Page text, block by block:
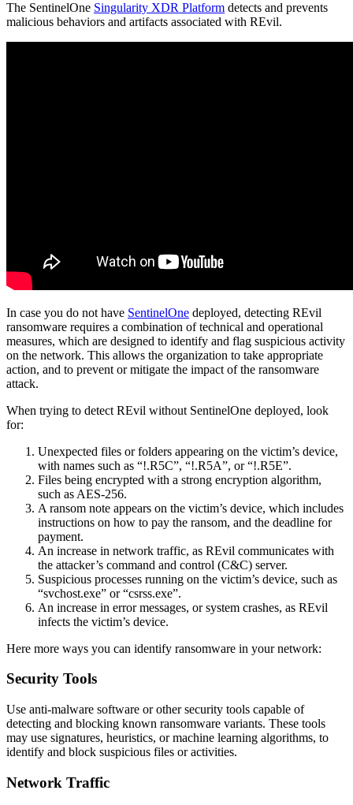
The SentinelOne Singularity XDR Platform detects and prevents
malicious behaviors and artifacts associated with REvil.
In case you do not have SentinelOne deployed, detecting REvil
ransomware requires a combination of technical and operational
measures, which are designed to identify and flag suspicious activity
on the network. This allows the organization to take appropriate
action, and to prevent or mitigate the impact of the ransomware
attack.
When trying to detect REvil without SentinelOne deployed, look
for:
Unexpected files or folders appearing on the victim’s device,
with names such as “!.R5C”, “!.R5A”, or “!.R5E”.
Files being encrypted with a strong encryption algorithm,
such as AES-256.
A ransom note appears on the victim’s device, which includes
instructions on how to pay the ransom, and the deadline for
payment.
An increase in network traffic, as REvil communicates with
the attacker’s command and control (C&C) server.
Suspicious processes running on the victim’s device, such as
“svchost.exe” or “csrss.exe”.
An increase in error messages, or system crashes, as REvil
infects the victim’s device.
Here more ways you can identify ransomware in your network:
Security Tools
Use anti-malware software or other security tools capable of
detecting and blocking known ransomware variants. These tools
may use signatures, heuristics, or machine learning algorithms, to
identify and block suspicious files or activities.
Network Traffic